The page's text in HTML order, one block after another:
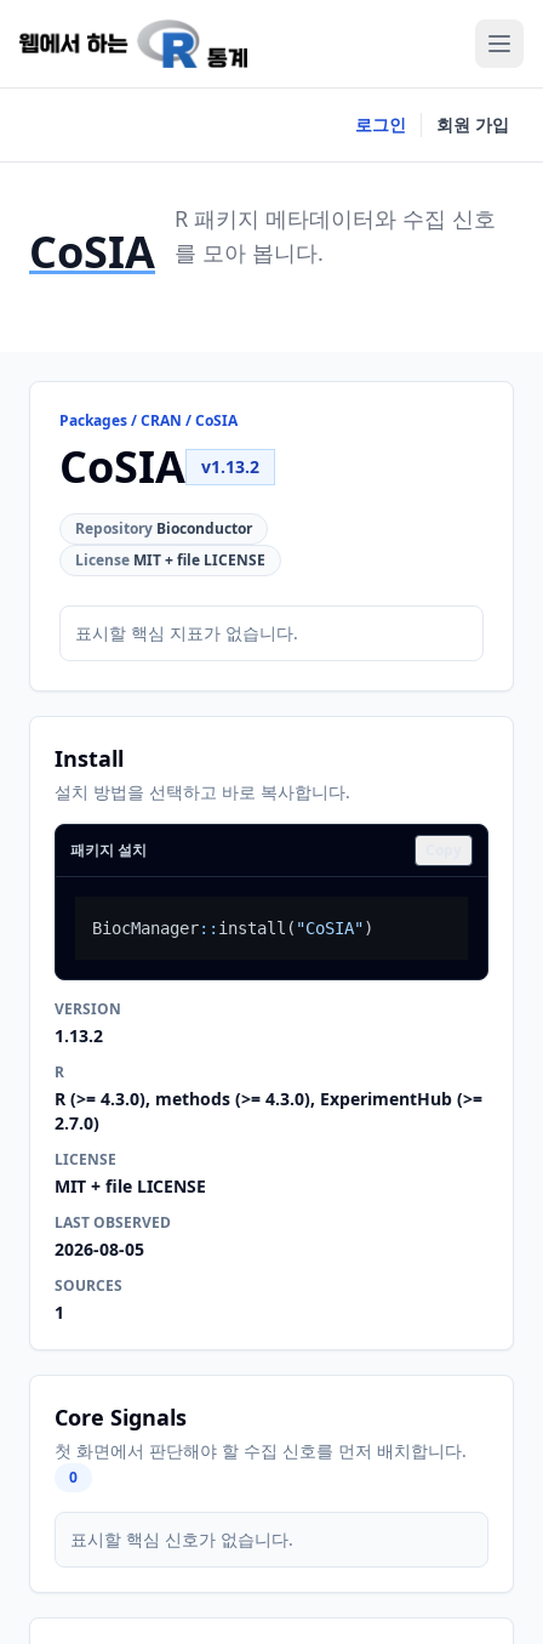
로그인 회원 가입
CoSIA
R 패키지 메타데이터와 수집 신호
를 모아 봅니다.
Packages / CRAN / CoSIA
CoSIA v1.13.2
Repository Bioconductor
License MIT + file LICENSE
표시할 핵심 지표가 없습니다.
Install
설치 방법을 선택하고 바로 복사합니다.
패키지 설치
BiocManager:: install ( "CoSIA")
VERSION
1.13.2
R
R (>= 4.3.0), methods (>= 4.3.0), ExperimentHub (>=
2.7.0)
LICENSE
MIT + file LICENSE
LAST OBSERVED
2026-08-05
SOURCES
1
Core Signals
첫 화면에서 판단해야 할 수집 신호를 먼저 배치합니다.
0
표시할 핵심 신호가 없습니다.